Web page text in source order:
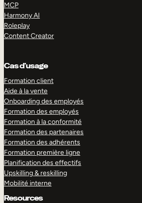
MCP
Harmony AI
Roleplay
Content Creator
Cas d’usage
Formation client
Aide à la vente
Onboarding des employés
Formation des employés
Formation à la conformité
Formation des partenaires
Formation des adhérents
Formation première ligne
Planification des effectifs
Upskilling & reskilling
Mobilité interne
Resources